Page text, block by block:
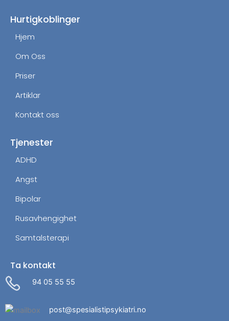
o
k
g
Hurtigkoblinger
Hjem
Om Oss
Priser
Artiklar
Kontakt oss
Tjenester
ADHD
Angst
Bipolar
Rusavhengighet
Samtalsterapi
Ta kontakt
94 05 55 55
post@spesialistipsykiatri.no